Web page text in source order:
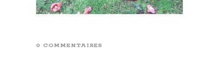
0 COMMENTAIRES